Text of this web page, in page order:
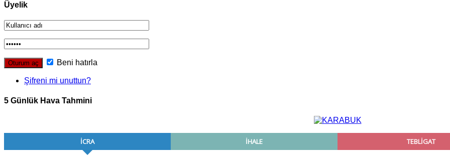
Üyelik
Beni hatırla
Şifreni mi unuttun?
5 Günlük Hava Tahmini